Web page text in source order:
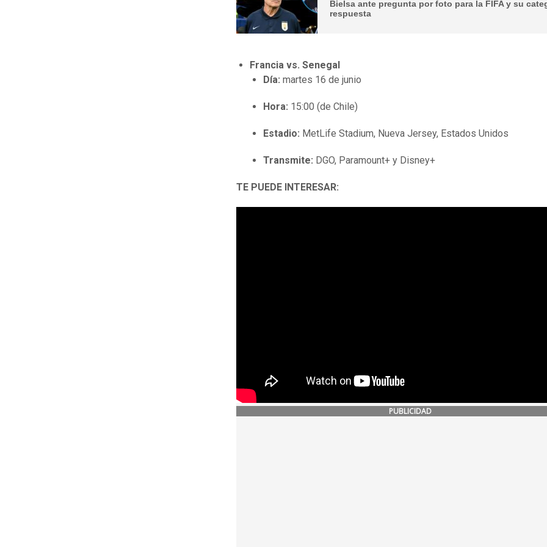
Bielsa ante pregunta por foto para la FIFA y su
respuesta
Francia vs. Senegal
Día: martes 16 de junio
Hora: 15:00 (de Chile)
Estadio: MetLife Stadium, Nueva Jersey, Estados Unidos
Transmite: DGO, Paramount+ y Disney+
TE PUEDE INTERESAR:
PUBLICIDAD